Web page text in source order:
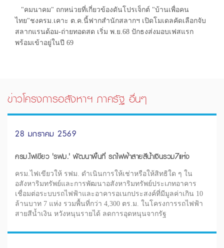
"คมนาคม" ถกหน่วยที่เกี่ยวข้องดันโปรเจ็กต์ "บ้านเพื่อคน
ไทย"ชงครม.เคาะ ต.ค.นี้ฟากสำนักสลากฯ เปิดโมเดลคัดเลือกจับ
สลากแรนด้อม-ถ่ายทอดสด เริ่ม พ.ย.68 ปักธงส่งมอบเฟสแรก
พร้อมเข้าอยู่ในปี 69
ข่าวโครงการอสังหาฯ ภาครัฐ อื่นๆ
28 มกราคม 2569
ครม.ไฟเขียว 'รฟม.' พัฒนาพื้นที่ รถไฟฟ้าสายสีน้ำเงินรวม7แห่ง
ครม.ไฟเขียวให้ รฟม. ดำเนินการให้เช่าหรือให้สิทธิใด ๆ ใน
อสังหาริมทรัพย์และการพัฒนาอสังหาริมทรัพย์ประเภทอาคาร
เชื่อมต่อระบบรถไฟฟ้าและอาคารอเนกประสงค์ที่มีมูลค่าเกิน 10
ล้านบาท 7 แห่ง รวมพื้นที่กว่า 4,300 ตร.ม. ในโครงการรถไฟฟ้า
สายสีน้ำเงิน หวังหนุนรายได้ ลดการอุดหนุนจากรัฐ